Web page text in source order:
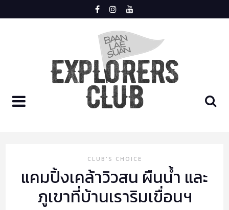
MEET
CLUB'S CHOICE
แคมปิ้งเคล้าวิวสน ผืนน้ำ และ
ภูเขาที่บ้านเราริมเขื่อนฯ